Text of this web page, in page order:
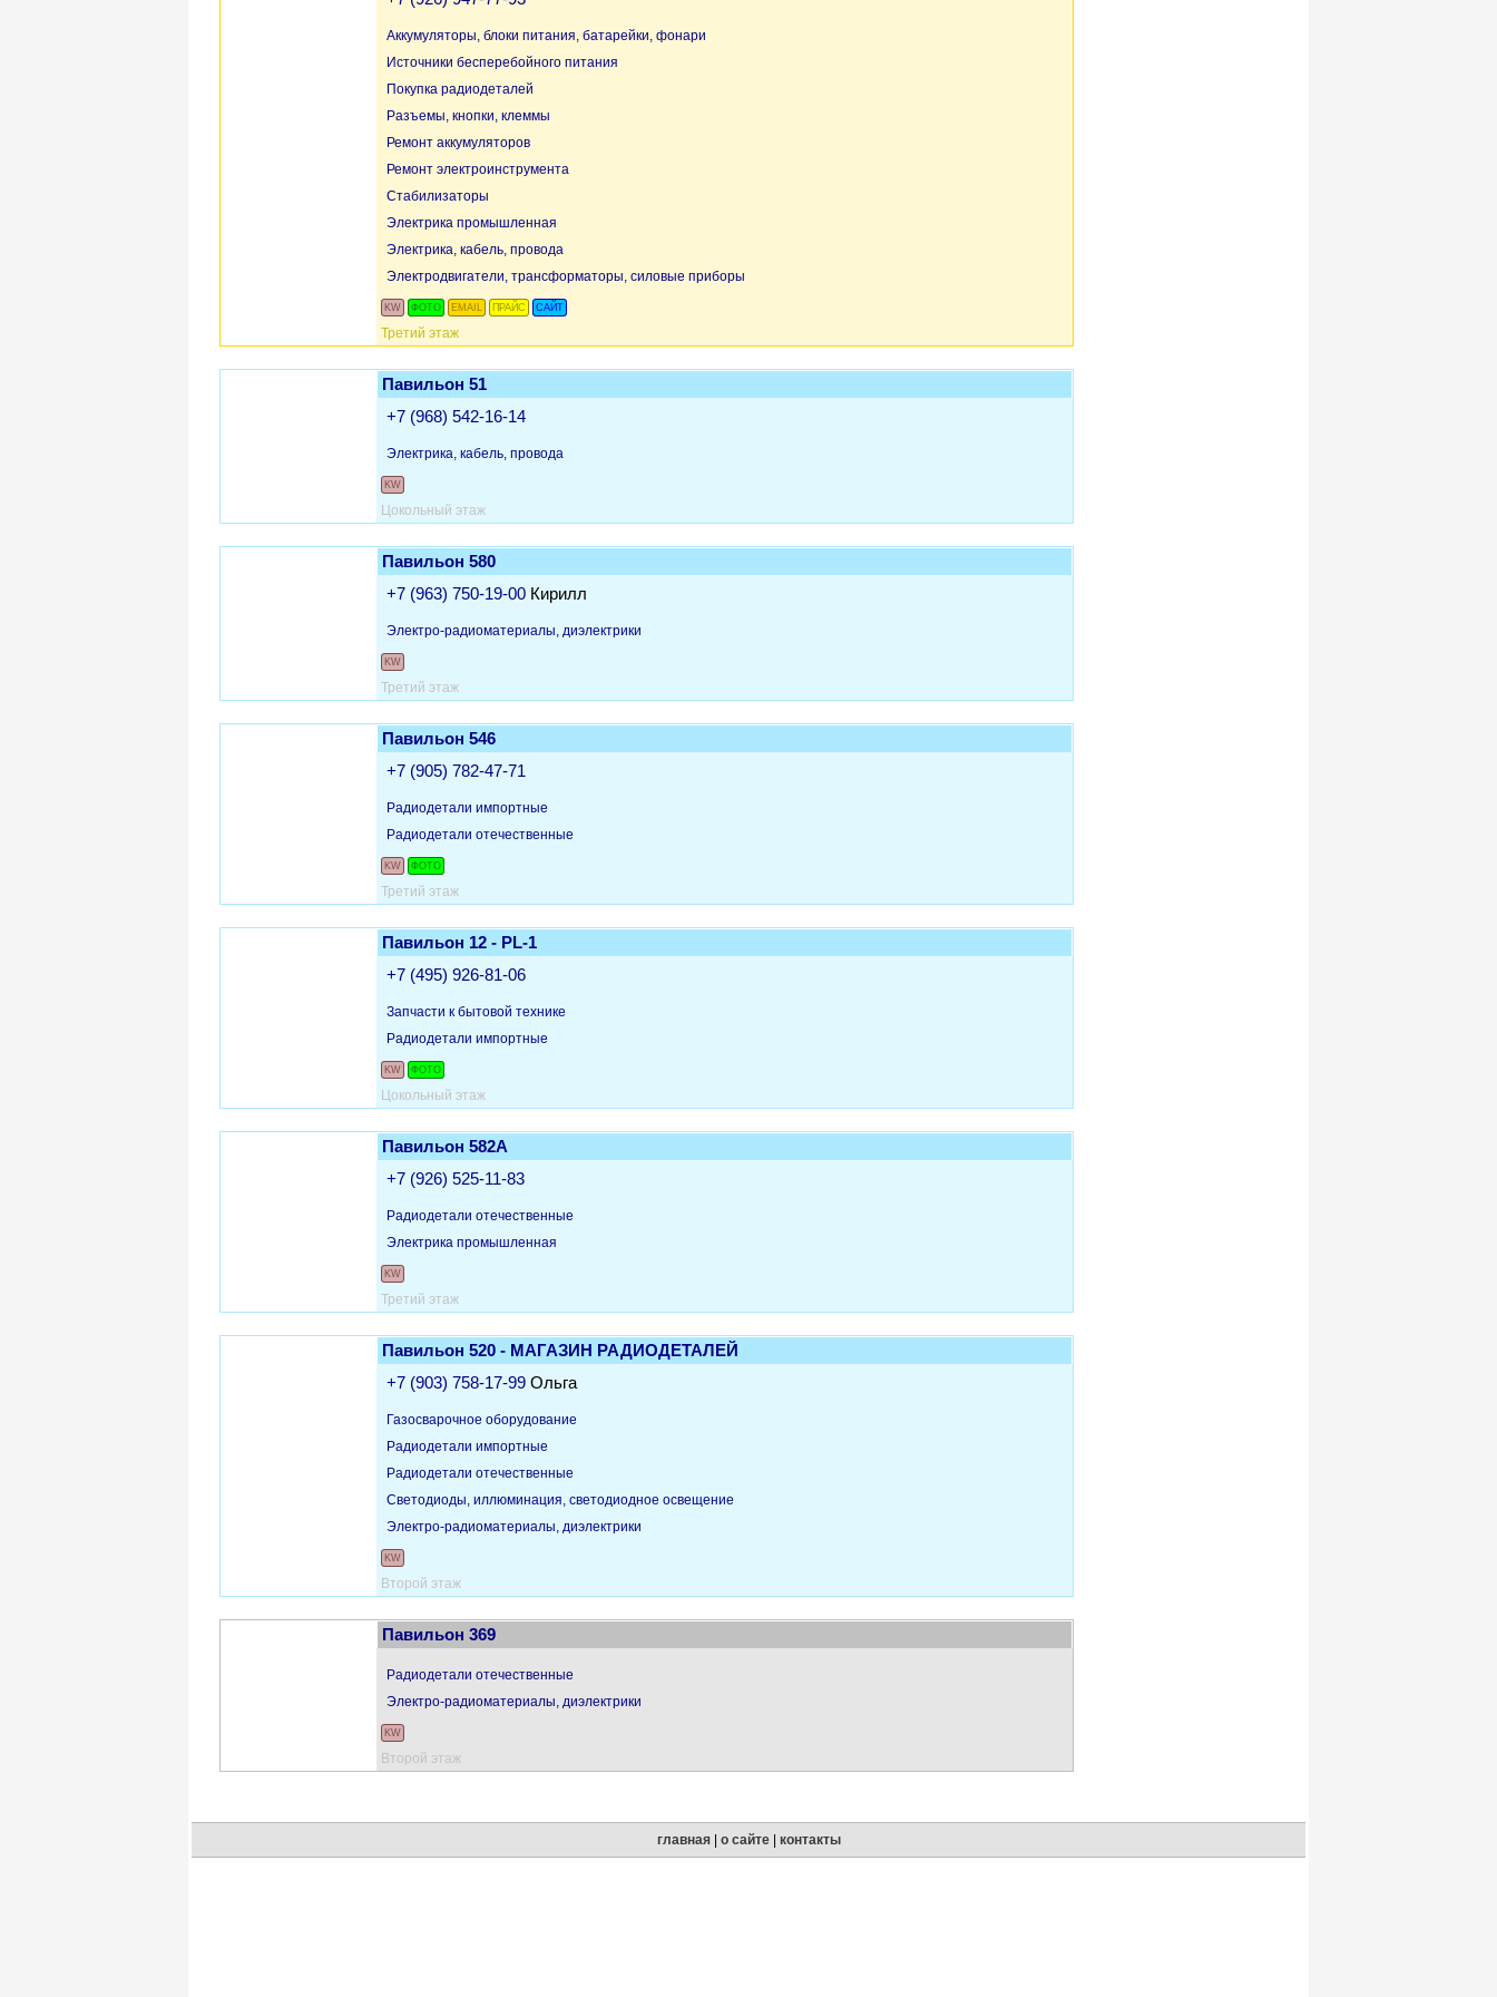
Аккумуляторы, блоки питания, батарейки, фонари
Источники бесперебойного питания
Покупка радиодеталей
Разъемы, кнопки, клеммы
Ремонт аккумуляторов
Ремонт электроинструмента
Стабилизаторы
Электрика промышленная
Электрика, кабель, провода
Электродвигатели, трансформаторы, силовые приборы
KW ФОТО EMAIL ПРАЙС САЙТ
Третий этаж
Павильон 51
+7 (968) 542-16-14
Электрика, кабель, провода
KW
Цокольный этаж
Павильон 580
+7 (963) 750-19-00 Кирилл
Электро-радиоматериалы, диэлектрики
KW
Третий этаж
Павильон 546
+7 (905) 782-47-71
Радиодетали импортные
Радиодетали отечественные
KW ФОТО
Третий этаж
Павильон 12 - PL-1
+7 (495) 926-81-06
Запчасти к бытовой технике
Радиодетали импортные
KW ФОТО
Цокольный этаж
Павильон 582А
+7 (926) 525-11-83
Радиодетали отечественные
Электрика промышленная
KW
Третий этаж
Павильон 520 - МАГАЗИН РАДИОДЕТАЛЕЙ
+7 (903) 758-17-99 Ольга
Газосварочное оборудование
Радиодетали импортные
Радиодетали отечественные
Светодиоды, иллюминация, светодиодное освещение
Электро-радиоматериалы, диэлектрики
KW
Второй этаж
Павильон 369
Радиодетали отечественные
Электро-радиоматериалы, диэлектрики
KW
Второй этаж
главная| о сайте| контакты